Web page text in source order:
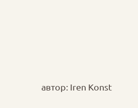
автор: Iren Konst